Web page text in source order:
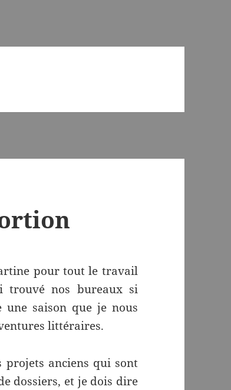
pour tout le travail
trouvé nos bureaux si
une saison que je nous
littéraires.
projets anciens qui sont
dossiers, et je dois dire